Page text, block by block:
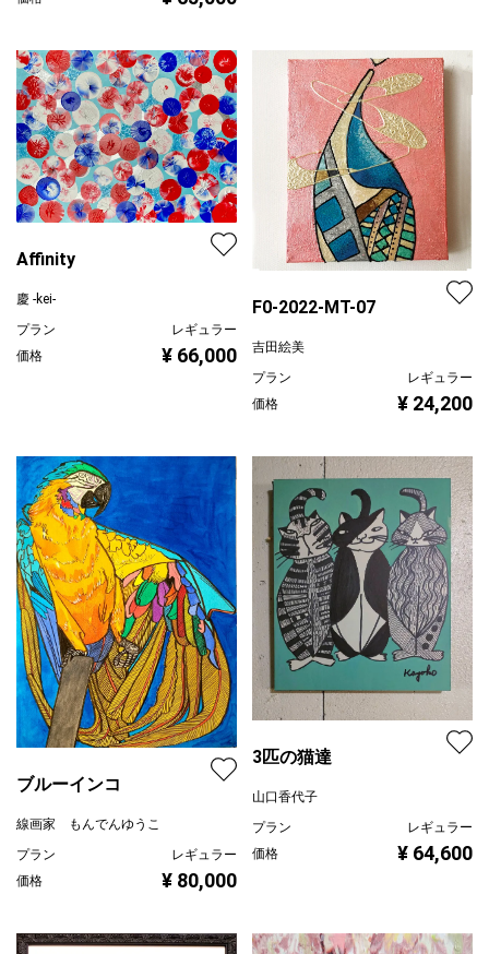
Affinity
慶 -kei-
プラン
レギュラー
価格
¥ 66,000
F0-2022-MT-07
吉田絵美
プラン
レギュラー
価格
¥ 24,200
ブルーインコ
線画家 もんでんゆうこ
プラン
レギュラー
価格
¥ 80,000
3匹の猫達
山口香代子
プラン
レギュラー
価格
¥ 64,600